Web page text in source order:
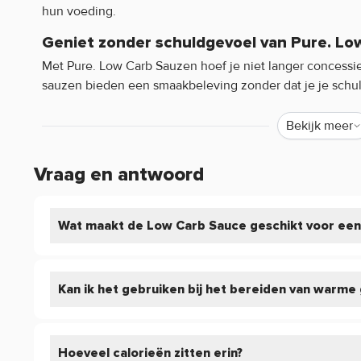
hun voeding.
Geniet zonder schuldgevoel van Pure.
Met Pure. Low Carb Sauzen hoef je niet langer
sauzen bieden een smaakbeleving zonder dat je je
Pure. Low Carb Sauce is verkrijgbaar in vijf heerlijke en
sauzen voegen een onweerstaanbare smaak toe aan
groenten tot vlees, vis en vegetarische gerechten, met
Heerlijke en veelzijdige smaken
Bekijk meer
Vraag en antwoord
Wat maakt de Low Carb Sauce geschikt voor
Kan ik het gebruiken bij het bereiden van warme
Hoeveel calorieën zitten erin?